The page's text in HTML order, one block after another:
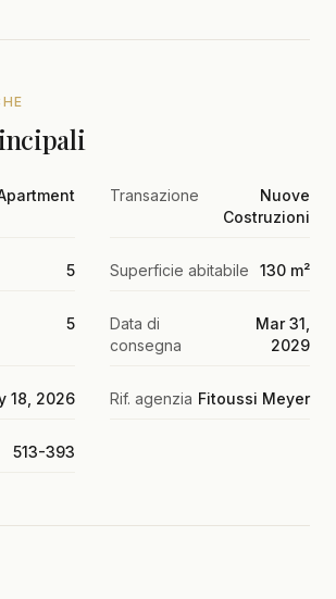
Transazione
Nuove
Costruzioni
5 Superficie abitabile 130 m²
5
Data di
consegna
Mar 31,
2029
18, 2026 Rif. agenzia Fitoussi Meyer
513-393